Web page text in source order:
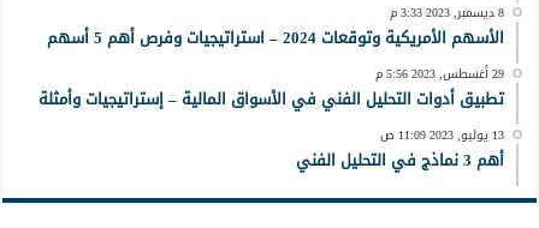
8 ديسمبر, 2023 3:33 م
الأسهم الأمريكية وتوقعات 2024 – استراتيجيات وفرص أهم 5 أسهم
29 أغسطس, 2023 5:56 م
تطبيق أدوات التحليل الفني في الأسواق المالية – إستراتيجيات وأمثلة
13 يوليو, 2023 11:09 ص
أهم 3 نماذج في التحليل الفني